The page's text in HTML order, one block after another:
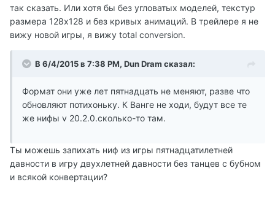
так сказать. Или хотя бы без угловатых моделей, текстур
размера 128х128 и без кривых анимаций. В трейлере я не
вижу новой игры, я вижу total conversion.
В 6/4/2015 в 7:38 PM, Dun Dram сказал:
Формат они уже лет пятнадцать не меняют, разве что
обновляют потихоньку. К Ванге не ходи, будут все те
же нифы v 20.2.0.сколько-то там.
Ты можешь запихать ниф из игры пятнадцатилетней
давности в игру двухлетней давности без танцев с бубном
и всякой конвертации?